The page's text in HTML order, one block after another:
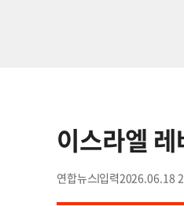
이스라엘
연합뉴스 2026.06.18